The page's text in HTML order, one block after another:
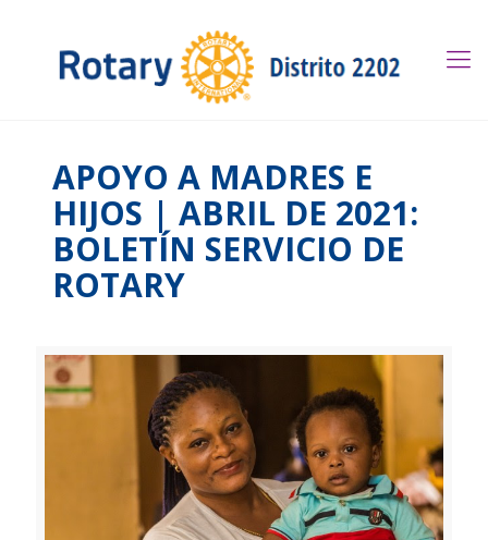
APOYO A MADRES E
HIJOS | ABRIL DE 2021:
BOLETÍN SERVICIO DE
ROTARY